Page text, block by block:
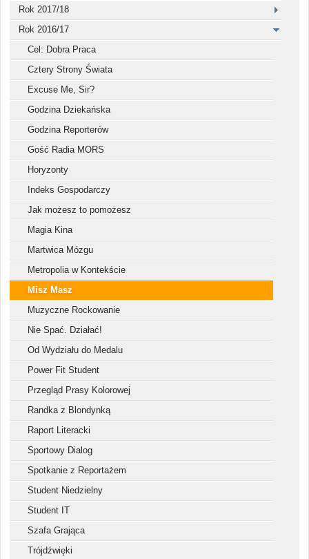
Rok 2017/18
Rok 2016/17
Cel: Dobra Praca
Cztery Strony Świata
Excuse Me, Sir?
Godzina Dziekańska
Godzina Reporterów
Gość Radia MORS
Horyzonty
Indeks Gospodarczy
Jak możesz to pomożesz
Magia Kina
Martwica Mózgu
Metropolia w Kontekście
Misz Masz
Muzyczne Rockowanie
Nie Spać. Działać!
Od Wydziału do Medalu
Power Fit Student
Przegląd Prasy Kolorowej
Randka z Blondynką
Raport Literacki
Sportowy Dialog
Spotkanie z Reportażem
Student Niedzielny
Student IT
Szafa Grająca
Trójdźwięki